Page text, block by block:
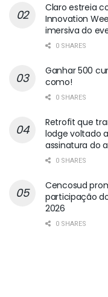
Claro estreia
Innovation
imersiva do
0 SHARES
Ganhar 500
como!
0 SHARES
Retrofit que
lodge voltado
assinatura do
0 SHARES
Cencosud
participação
2026
0 SHARES